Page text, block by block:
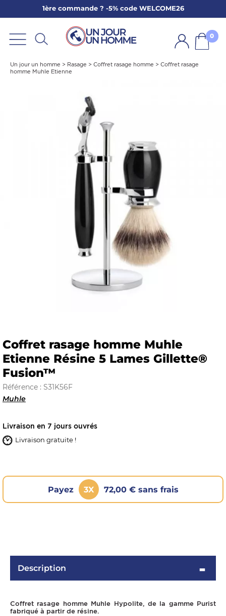
1ère commande ? -5% code WELCOME26
0
Un jour un homme > Rasage > Coffret rasage homme > Coffret rasage
homme Muhle Etienne
Coffret rasage homme Muhle
Etienne Résine 5 Lames Gillette®
Fusion™
Référence : S31K56F
Muhle
Livraison en 7 jours ouvrés
Livraison gratuite !
Payez 3X 72,00 € sans frais
Description
Coffret rasage homme Muhle Hypolite, de la gamme Purist
fabriqué à partir de résine.